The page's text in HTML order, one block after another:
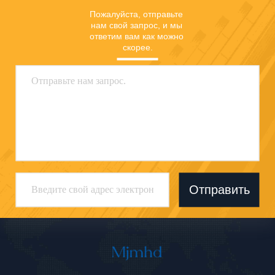
Пожалуйста, отправьте
нам свой запрос, и мы
ответим вам как можно
скорее.
Отправить